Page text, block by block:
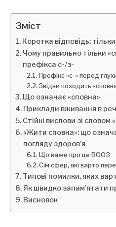
Зміст
Коротка відповідь:
Чому правильно тільки
префікса с-/з-
Префікс «с-» перед
Звідки походить
Що означає «сповна»
Приклади вживання в
Стійкі вислови зі словом
«Жити сповна»: що
погляду здоров’я
Що каже про це ВООЗ
Сім сфер, які варто
Типові помилки, яких
Як швидко запам’ятати
Висновок